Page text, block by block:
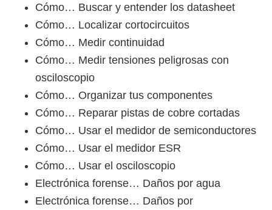
Cómo… Buscar y entender los datasheet
Cómo… Localizar cortocircuitos
Cómo… Medir continuidad
Cómo… Medir tensiones peligrosas con
osciloscopio
Cómo… Organizar tus componentes
Cómo… Reparar pistas de cobre cortadas
Cómo… Usar el medidor de semiconductores
Cómo… Usar el medidor ESR
Cómo… Usar el osciloscopio
Electrónica forense… Daños por agua
Electrónica forense… Daños por